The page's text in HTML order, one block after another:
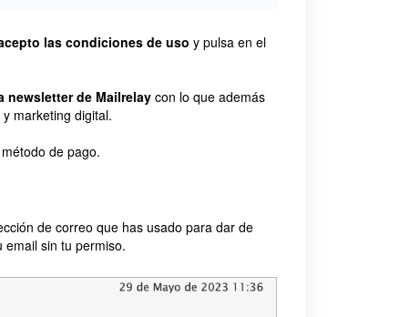
las condiciones de uso y pulsa en el
newsletter de Mailrelaycon lo que además
marketing digital.
de pago.
de correo que has usado para dar de
sin tu permiso.